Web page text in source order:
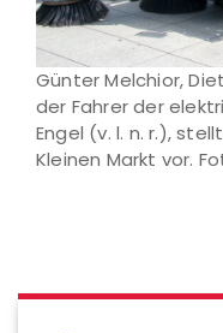
Günter Melchior,
der Fahrer der
Engel (v. l. n. r.),
Kleinen Markt vor.